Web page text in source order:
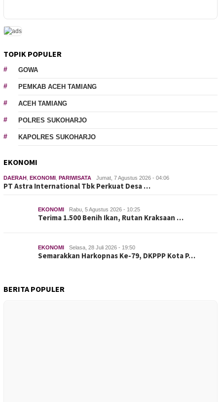
TOPIK POPULER
GOWA
PEMKAB ACEH TAMIANG
ACEH TAMIANG
POLRES SUKOHARJO
KAPOLRES SUKOHARJO
EKONOMI
DAERAH , EKONOMI , PARIWISATA Jumat, 7 Agustus 2026 - 04:06
PT Astra International Tbk Perkuat Desa …
EKONOMI Rabu, 5 Agustus 2026 - 10:25
Terima 1.500 Benih Ikan, Rutan Kraksaan …
EKONOMI Selasa, 28 Juli 2026 - 19:50
Semarakkan Harkopnas Ke-79, DKPPP Kota P…
BERITA POPULER